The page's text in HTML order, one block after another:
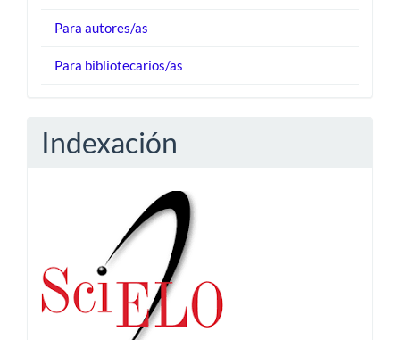
Para autores/as
Para bibliotecarios/as
Indexación